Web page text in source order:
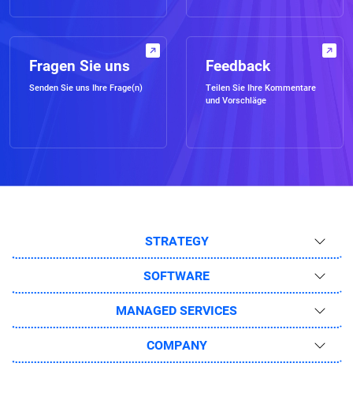
Fragen Sie uns
Senden Sie uns Ihre Frage(n)
Feedback
Teilen Sie Ihre Kommentare
und Vorschläge
STRATEGY
SOFTWARE
MANAGED SERVICES
COMPANY